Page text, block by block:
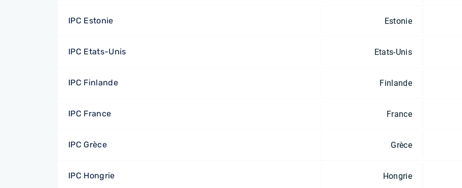
IPC Estonie Estonie
IPC Etats-Unis Etats-Unis
IPC Finlande Finlande
IPC France France
IPC Grèce Grèce
IPC Hongrie Hongrie